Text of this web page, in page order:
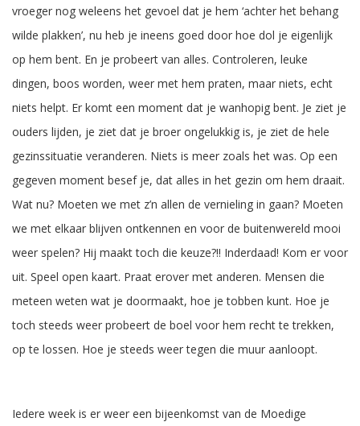
vroeger nog weleens het gevoel dat je hem ‘achter het behang
wilde plakken’, nu heb je ineens goed door hoe dol je eigenlijk
op hem bent. En je probeert van alles. Controleren, leuke
dingen, boos worden, weer met hem praten, maar niets, echt
niets helpt. Er komt een moment dat je wanhopig bent. Je ziet je
ouders lijden, je ziet dat je broer ongelukkig is, je ziet de hele
gezinssituatie veranderen. Niets is meer zoals het was. Op een
gegeven moment besef je, dat alles in het gezin om hem draait.
Wat nu? Moeten we met z’n allen de vernieling in gaan? Moeten
we met elkaar blijven ontkennen en voor de buitenwereld mooi
weer spelen? Hij maakt toch die keuze?!! Inderdaad! Kom er voor
uit. Speel open kaart. Praat erover met anderen. Mensen die
meteen weten wat je doormaakt, hoe je tobben kunt. Hoe je
toch steeds weer probeert de boel voor hem recht te trekken,
op te lossen. Hoe je steeds weer tegen die muur aanloopt.
Iedere week is er weer een bijeenkomst van de Moedige